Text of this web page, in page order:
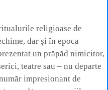
religioase de
dar și în epoca
un prăpăd nimicitor,
teatre sau – nu departe
impresionant de